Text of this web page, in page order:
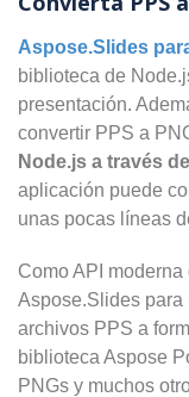
Aspose.Slides
biblioteca de
presentación.
convertir PPS a
Node.js a través
aplicación puede
unas pocas líneas
Como API
Aspose.Slides para
archivos PPS a
biblioteca Aspose
PNGs y muchos